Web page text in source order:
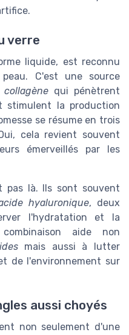
verre
liquide, est reconnu
C'est une source
qui pénètrent
stimulent la production
se résume en trois
cela revient souvent
émerveillés par les
là. Ils sont souvent
hyaluronique, deux
l'hydratation et la
aide non
mais aussi à lutter
de l'environnement sur
aussi choyés
non seulement d'une